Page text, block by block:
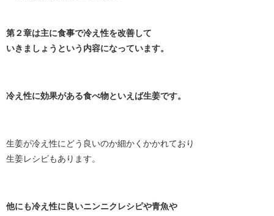
第２章は主に食事で冷え性を改善して
いきましょうという内容になっています。
冷え性に効果がある食べ物といえば生姜です。
生姜が冷え性にどう良いのか細かくかかれており
生姜レシピもあります。
他にも冷え性に良いニンニクレシピや青魚や